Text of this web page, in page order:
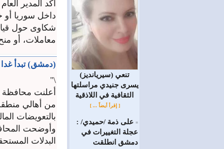
أكد المدير
داخل سوريا أو
شكاوى حول
معاملات، أو
(دمشق) تبدأ غدا
\"
أعلنت محافظة
من أهالي منطقة
بالتعويضات
وأوضحت
البدلات
(سيريانديز) تنعي
يسرى جنيدي مراسلتها
الثقافية في اللاذقية
[ إقرأ أيضاً ... ]
= على ذمة /حميدي/ :
عجلة التغييرات في
دمشق انطلقت